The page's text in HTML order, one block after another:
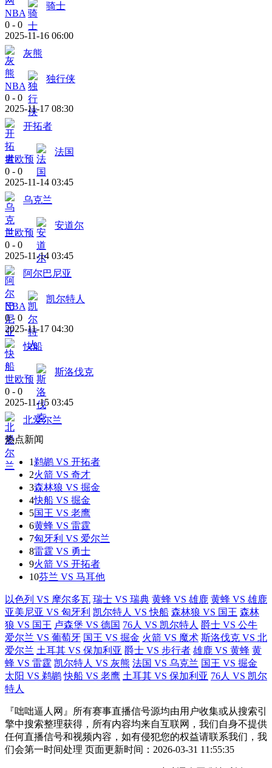
NBA
骑士
0 - 0
2025-11-16 06:00
灰熊
NBA
独行侠
0 - 0
2025-11-17 08:30
开拓者
世欧预
法国
0 - 0
2025-11-14 03:45
乌克兰
世欧预
安道尔
0 - 0
2025-11-14 03:45
阿尔巴尼亚
NBA
凯尔特人
0 - 0
2025-11-17 04:30
快船
世欧预
斯洛伐克
0 - 0
2025-11-15 03:45
北爱尔兰
热点新闻
1 鹈鹕 VS 开拓者
2火箭 VS 奇才
3森林狼 VS 掘金
4快船 VS 掘金
5国王 VS 老鹰
6黄蜂 VS 雷霆
7匈牙利 VS 爱尔兰
8雷霆 VS 勇士
9火箭 VS 开拓者
10芬兰 VS 马耳他
以色列 VS 摩尔多瓦 瑞士 VS 瑞典 黄蜂 VS 雄鹿 黄蜂 VS 雄鹿
亚美尼亚 VS 匈牙利 凯尔特人 VS 快船 森林狼 VS 国王 森林
狼 VS 国王 卢森堡 VS 德国 76人 VS 凯尔特人 爵士 VS 公牛
爱尔兰 VS 葡萄牙 国王 VS 掘金 火箭 VS 魔术 斯洛伐克 VS 北
爱尔兰 土耳其 VS 保加利亚 爵士 VS 步行者 雄鹿 VS 黄蜂 黄
蜂 VS 雷霆 凯尔特人 VS 灰熊 法国 VS 乌克兰 国王 VS 掘金
太阳 VS 鹈鹕 快船 VS 老鹰 土耳其 VS 保加利亚 76人 VS 凯尔
特人
『咄咄逼人网』所有赛事直播信号源均由用户收集或从搜索引
擎中搜索整理获得，所有内容均来自互联网，我们自身不提供
任何直播信号和视频内容，如有侵犯您的权益请联系我们，我
们会第一时间处理 页面更新时间：2026-03-31 11:55:35